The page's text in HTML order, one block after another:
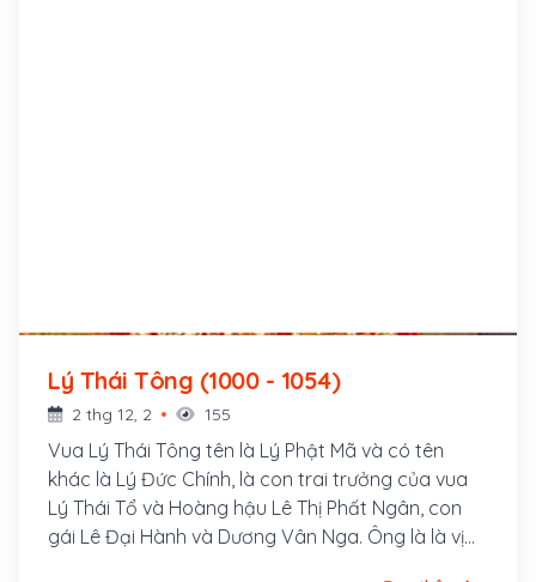
Lý Thái Tông (1000 - 1054)
2 thg 12, 2 155
Vua Lý Thái Tông tên là Lý Phật Mã và có tên
khác là Lý Đức Chính, là con trai trưởng của vua
Lý Thái Tổ và Hoàng hậu Lê Thị Phất Ngân, con
gái Lê Đại Hành và Dương Vân Nga. Ông là là vị